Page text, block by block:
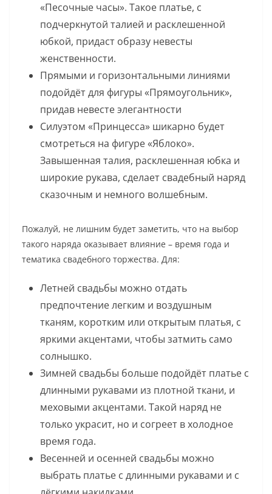
«Песочные часы». Такое платье, с
подчеркнутой талией и расклешенной
юбкой, придаст образу невесты
женственности.
Прямыми и горизонтальными линиями
подойдёт для фигуры «Прямоугольник»,
придав невесте элегантности
Силуэтом «Принцесса» шикарно будет
смотреться на фигуре «Яблоко».
Завышенная талия, расклешенная юбка и
широкие рукава, сделает свадебный наряд
сказочным и немного волшебным.
Пожалуй, не лишним будет заметить, что на выбор
такого наряда оказывает влияние – время года и
тематика свадебного торжества. Для:
Летней свадьбы можно отдать
предпочтение легким и воздушным
тканям, коротким или открытым платья, с
яркими акцентами, чтобы затмить само
солнышко.
Зимней свадьбы больше подойдёт платье с
длинными рукавами из плотной ткани, и
меховыми акцентами. Такой наряд не
только украсит, но и согреет в холодное
время года.
Весенней и осенней свадьбы можно
выбрать платье с длинными рукавами и с